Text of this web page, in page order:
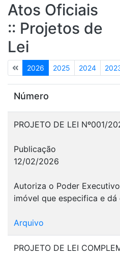
Atos Oficiais
:: Projetos de
Lei
2026 2025 2024
Número
PROJETO DE LEI Nº001/
Publicação
12/02/2026
Autoriza o Poder
imóvel que especifica e
Arquivo
PROJETO DE LEI